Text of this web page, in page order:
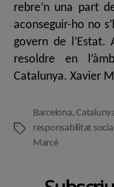
rebre’n una part
aconseguir-ho no
govern de
resoldre en
Catalunya. Xavier
Etiquetes
Barcelona,
responsabilitat
Marcé